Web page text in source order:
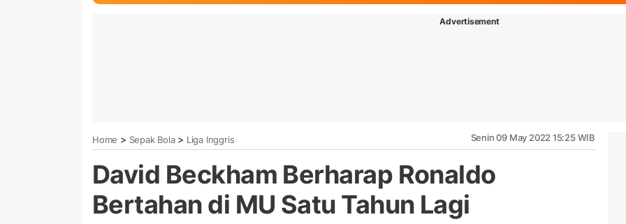
Advertisement
Home > Sepak Bola> Liga Inggris Senin 09 May 2022 15:25 WIB
David Beckham Berharap Ronaldo
Bertahan di MU Satu Tahun Lagi